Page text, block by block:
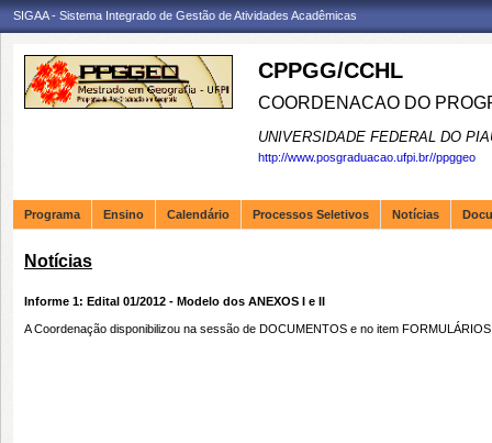
SIGAA - Sistema Integrado de Gestão de Atividades Acadêmicas
CPPGG/CCHL
COORDENACAO DO
UNIVERSIDADE FEDERAL DO
http://www.posgraduacao.ufpi.br//ppggeo
Programa Ensino Calendário Processos Seletivos Notícias
Notícias
Informe 1: Edital 01/2012 - Modelo dos ANEXOS I e II
A Coordenação disponibilizou na sessão de DOCUMENTOS e no item